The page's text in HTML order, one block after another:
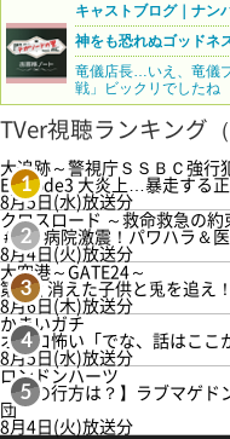
キャストブログ｜ナン
神をも恐れぬゴッドネ
竜儀店長…いえ、竜儀
戦」ビックリでしたね
TVer視聴ランキング
1
大追跡～警視庁ＳＳＢＣ強行
Episode3 大炎上…暴走する
8月5日(水)放送分
2
クロスロード ～救命救急の約
＃5 病院激震！パワハラ＆
8月4日(火)放送分
3
大空港～GATE24～
第3話 消えた子供と兎を追え！
8月6日(木)放送分
4
かまいガチ
オモロ怖い「でな、話はここ
8月5日(水)放送分
5
ロンドンハーツ
【恋の行方は？】ラブマゲ
団
8月4日(火)放送分